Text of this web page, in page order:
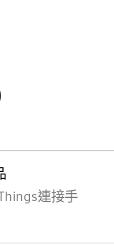
連接手